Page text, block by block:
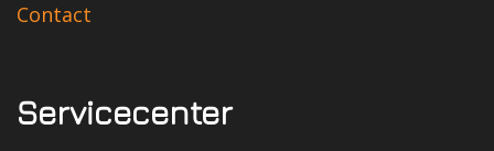
Contact
Servicecenter